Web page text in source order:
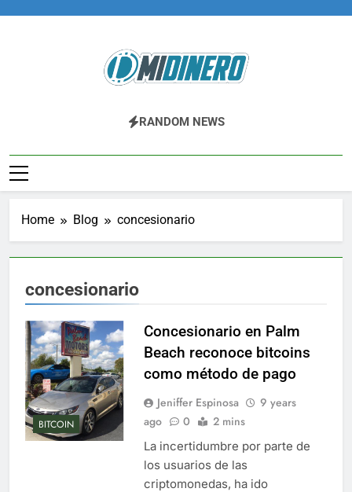
Midinero.co
Fintech, Criptomonedas
RANDOM NEWS
Home Blog concesionario
concesionario
BITCOIN
Concesionario en Palm
Beach reconoce bitcoins
como método de pago
Jeniffer Espinosa
9 years
ago
0 2 mins
La incertidumbre por parte de
los usuarios de las
criptomonedas, ha ido